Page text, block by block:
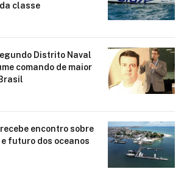
classe
Distrito Naval
comando de maior
encontro sobre
futuro dos oceanos